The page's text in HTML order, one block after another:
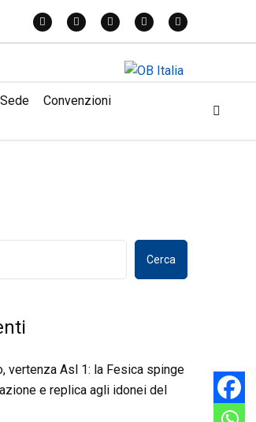
Convenzioni
Cerca
vertenza Asl 1: la Fesica spinge
e replica agli idonei del